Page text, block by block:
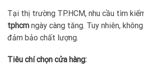
Tại thị trường TP.HCM, nhu cầu tìm
tphcm ngày càng tăng. Tuy nhiên,
đảm bảo chất lượng.
Tiêu chí chọn cửa hàng: